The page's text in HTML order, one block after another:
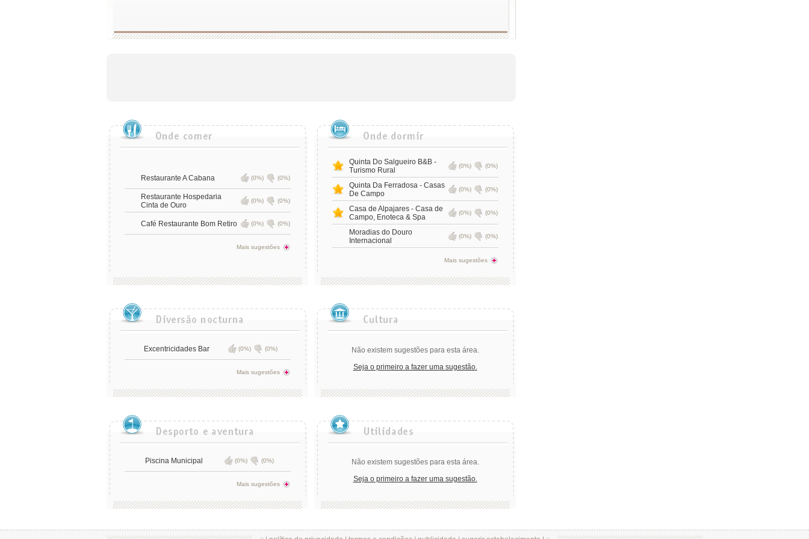
Restaurante A Cabana (0%) (0%)
Restaurante Hospedaria
Cinta de Ouro
(0%) (0%)
Café Restaurante Bom Retiro (0%) (0%)
Mais sugestões
Quinta Do Salgueiro B&B -
Turismo Rural
(0%) (0%)
Quinta Da Ferradosa - Casas
De Campo
(0%) (0%)
Casa de Alpajares - Casa de
Campo, Enoteca & Spa
(0%) (0%)
Moradias do Douro
Internacional
(0%) (0%)
Mais sugestões
Excentricidades Bar (0%) (0%)
Mais sugestões
Não existem sugestões para esta área.
Seja o primeiro a fazer uma sugestão.
Piscina Municipal (0%) (0%)
Mais sugestões
Não existem sugestões para esta área.
Seja o primeiro a fazer uma sugestão.